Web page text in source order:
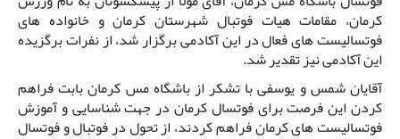
کرمان، مقامات هیات فوتبال شهرستان کرمان و خانواده های
فوتسالیست های فعال در این آکادمی برگزار شد، از نفرات برگزیده
این آکادمی نیز تقدیر شد.
آقایان شمس و یوسفی با تشکر از باشگاه مس کرمان بابت فراهم
کردن این فرصت برای فوتسال کرمان در جهت شناسایی و آموزش
فوتسالیست های کرمان فراهم کردند، از تحول در فوتبال و فوتسال